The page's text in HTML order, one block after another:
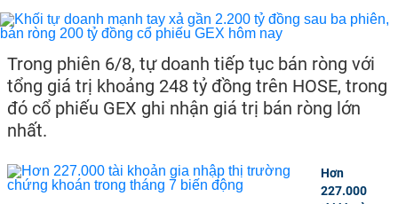
Trong phiên 6/8, tự doanh tiếp tục bán ròng với
tổng giá trị khoảng 248 tỷ đồng trên HOSE, trong
đó cổ phiếu GEX ghi nhận giá trị bán ròng lớn
nhất.
Hơn
227.000